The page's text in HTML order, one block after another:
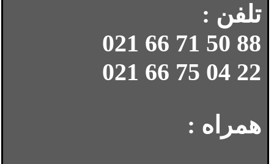
تلفن :
88 50 71 66 021
22 04 75 66 021
همراه :